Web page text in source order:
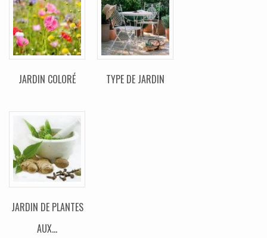
JARDIN COLORÉ TYPE DE JARDIN
JARDIN DE PLANTES
AUX...